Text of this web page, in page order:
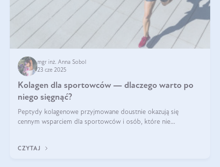
mgr inż. Anna Sobol
23 cze 2025
Kolagen dla sportowców — dlaczego warto po
niego sięgnąć?
Peptydy kolagenowe przyjmowane doustnie okazują się
cennym wsparciem dla sportowców i osób, które nie
CZYTAJ